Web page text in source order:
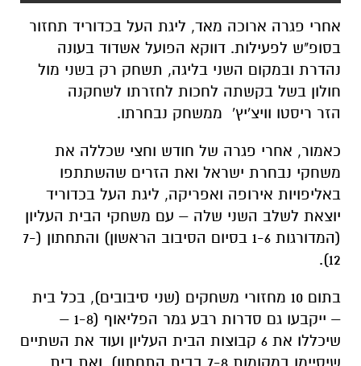
אחרי פגרה ארוכה מאד, ליגת העל בכדוריד תחזור
בסופ"ש לפעילות. דווקא הפועל אשדוד בעונה
נהדרת ובמקום השני בליגה, תשחק רק בשני מול
חולון בשל בקשתה לחכות לחזרתו לשחקנה
הזר ריסטו וויצ'יץ' ממשחק נבחרתו.
כאמור, אחרי פגרה של חודש וחצי שכללה את
משחקי נבחרת ישראל ואת הזרים שהשתתפו
באליפויות אירופה ואפריקה, ליגת העל בכדוריד
יוצאת לשלב השני שלה – עם משחקי הבית העליון
(המדורגות 1-6 בסיום הסיבוב הראשון) והתחתון (7-
12).
בתום 10 מחזורי משחקים (שני סיבובים), בכל בית
– ייקבעו גם סדרות רבע גמר הפליאוף (1-8 –
שיכללו את 6 קבוצות הבית העליון ועוד את השתיים
שיסיימו במקומות 7-8 בבית התחתון), ואת בית